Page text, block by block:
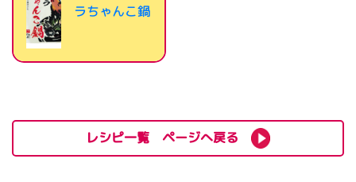
ラちゃんこ鍋
レシピ一覧 ページへ戻る